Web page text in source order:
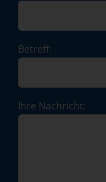
Betreff:
Ihre Nachricht: